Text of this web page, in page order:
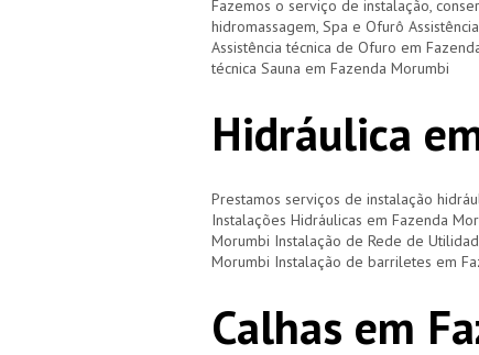
Fazemos o serviço de instalação,
hidromassagem, Spa e Ofurô
Assistência técnica de Ofuro em
técnica Sauna em Fazenda Morumbi
Hidráulica
Prestamos serviços de instalação
Instalações Hidráulicas em Fazenda
Morumbi Instalação de Rede de
Morumbi Instalação de barriletes em
Calhas em